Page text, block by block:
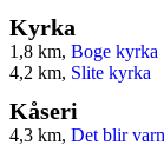
Kyrka
1,8 km, Boge kyrka
4,2 km, Slite kyrka
Kåseri
4,3 km, Det blir